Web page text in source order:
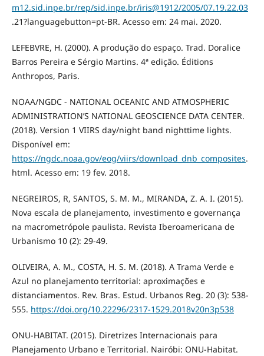
m12.sid.inpe.br/rep/sid.inpe.br/iris@1912/2005/07.19.22.03
.21?languagebutton=pt-BR. Acesso em: 24 mai. 2020.
LEFEBVRE, H. (2000). A produção do espaço. Trad. Doralice
Barros Pereira e Sérgio Martins. 4ª edição. Éditions
Anthropos, Paris.
NOAA/NGDC - NATIONAL OCEANIC AND ATMOSPHERIC
ADMINISTRATION’S NATIONAL GEOSCIENCE DATA CENTER.
(2018). Version 1 VIIRS day/night band nighttime lights.
Disponível em:
https://ngdc.noaa.gov/eog/viirs/download_dnb_composites.
html. Acesso em: 19 fev. 2018.
NEGREIROS, R, SANTOS, S. M. M., MIRANDA, Z. A. I. (2015).
Nova escala de planejamento, investimento e governança
na macrometrópole paulista. Revista Iberoamericana de
Urbanismo 10 (2): 29-49.
OLIVEIRA, A. M., COSTA, H. S. M. (2018). A Trama Verde e
Azul no planejamento territorial: aproximações e
distanciamentos. Rev. Bras. Estud. Urbanos Reg. 20 (3): 538-
555. https://doi.org/10.22296/2317-1529.2018v20n3p538
ONU-HABITAT. (2015). Diretrizes Internacionais para
Planejamento Urbano e Territorial. Nairóbi: ONU-Habitat.